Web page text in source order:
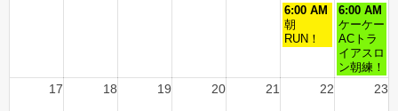
6:00 AM
朝
RUN！
6:00 AM
ケーケー
ACトラ
イアスロ
ン朝練！
17 18 19 20 21 22 23